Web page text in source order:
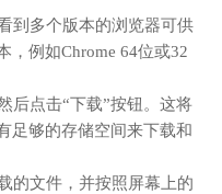
到多个版本的浏览器可供
，例如Chrome 64位或32
后点击“下载”按钮。这将
足够的存储空间来下载和
的文件，并按照屏幕上的